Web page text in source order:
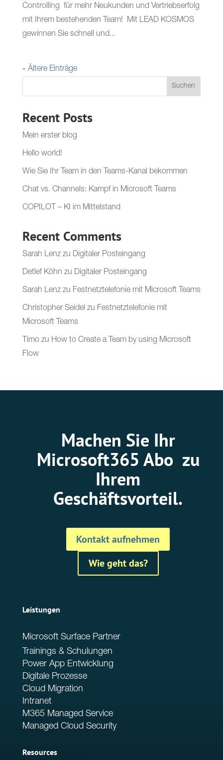
Controlling für mehr Neukunden und Vertriebserfolg
mit Ihrem bestehenden Team! Mit LEAD KOSMOS
gewinnen Sie schnell und...
« Ältere Einträge
Suchen
Recent Posts
Mein erster blog
Hello world!
Wie Sie Ihr Team in den Teams-Kanal bekommen
Chat vs. Channels: Kampf in Microsoft Teams
COPILOT – KI im Mittelstand
Recent Comments
Sarah Lenzzu Digitaler Posteingang
Detlef Köhn zu Digitaler Posteingang
Sarah Lenzzu Festnetztelefonie mit Microsoft Teams
Christopher Seidel zu Festnetztelefonie mit
Microsoft Teams
Timozu How to Create a Team by using Microsoft
Flow
Machen Sie Ihr
Microsoft365 Abo zu
Ihrem
Geschäftsvorteil.
Kontakt aufnehmen
Wie geht das?
Leistungen
Microsoft Surface Partner
Trainings & Schulungen
Power App Entwicklung
Digitale Prozesse
Cloud Migration
Intranet
M365 Managed Service
Managed Cloud Security
Resources